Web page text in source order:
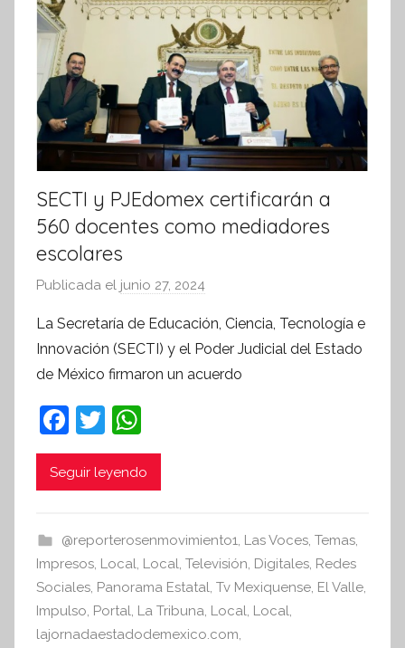
SECTI y PJEdomex certificarán a
560 docentes como mediadores
escolares
Publicada el junio 27, 2024
r
S
í
I
n
f
o
r
La Secretaría de Educación, Ciencia, Tecnología e
Innovación (SECTI) y el Poder Judicial del Estado
de México firmaron un acuerdo
F
a
c
b
o
o
k
T
w
itt
h
at
A
p
p
Seguir leyendo
@reporterosenmovimiento1, Las Voces, Temas,
Impresos, Local, Local, Televisión, Digitales, Redes
Sociales, Panorama Estatal, Tv Mexiquense, El Valle,
Impulso, Portal, La Tribuna, Local, Local,
lajornadaestadodemexico.com,